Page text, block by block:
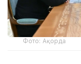
Фото: Ақорда